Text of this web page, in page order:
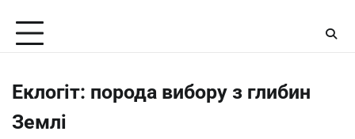
content
Еклогіт: порода вибору з глибин
Землі